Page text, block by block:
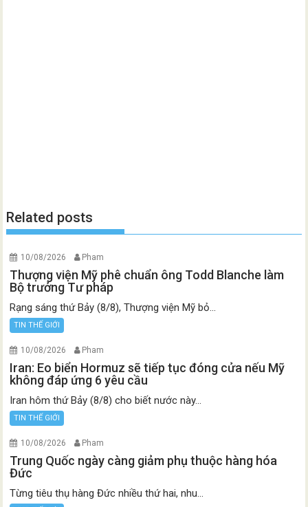
Related posts
10/08/2026 Pham
Thượng viện Mỹ phê chuẩn ông Todd Blanche làm
Bộ trưởng Tư pháp
Rạng sáng thứ Bảy (8/8), Thượng viện Mỹ bỏ...
TIN THẾ GIỚI
10/08/2026 Pham
Iran: Eo biển Hormuz sẽ tiếp tục đóng cửa nếu Mỹ
không đáp ứng 6 yêu cầu
Iran hôm thứ Bảy (8/8) cho biết nước này...
TIN THẾ GIỚI
10/08/2026 Pham
Trung Quốc ngày càng giảm phụ thuộc hàng hóa
Đức
Từng tiêu thụ hàng Đức nhiều thứ hai, nhu...